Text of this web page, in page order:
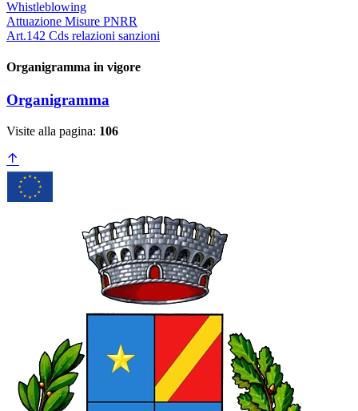
Whistleblowing
Attuazione Misure PNRR
Art.142 Cds relazioni sanzioni
Organigramma in vigore
Organigramma
Visite alla pagina: 106